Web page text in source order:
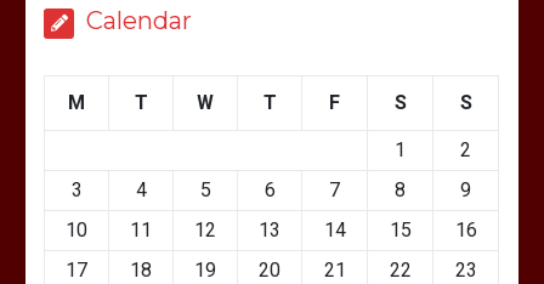
Calendar
M T W T F S S
1
2
3
4 5 6 7 8
9
10
11 12 13 14 15
16
17
18 19 20 21 22
23